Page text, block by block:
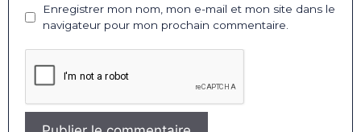
Enregistrer mon nom, mon e-mail et mon site dans le
navigateur pour mon prochain commentaire.